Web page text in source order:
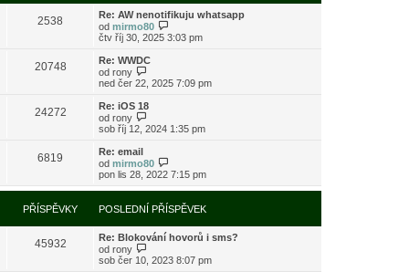
s
l
e
d
ř
í
ě
v
k
i
t
p
o
d
ř
í
p
ě
v
e
2538
Re: AW nenotifikuju whatsapp
od mirmo80
o
z
i
o
s
n
í
ř
s
p
ě
v
čtv říj 30, 2025 3:03 pm
20748
Re: WWDC
od rony
o
r
z
i
p
o
s
l
e
d
í
ř
ned čer 22, 2025 7:09 pm
24272
Re: iOS 18
od rony
o
a
z
i
t
p
o
s
l
d
sob říj 12, 2024 1:35 pm
6819
Re: email
od mirmo80
o
r
a
z
i
t
o
pon lis 28, 2022 7:15 pm
PŘÍSPĚVKY POSLEDNÍ PŘÍSPĚVEK
45932
Re: Blokování hovorů i sms?
od rony
o
sob čer 10, 2023 8:07 pm